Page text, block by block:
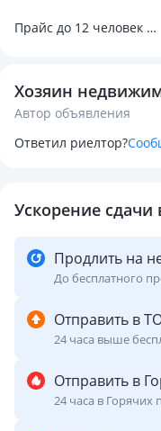
Прайс до 12 человек
Депозит (возвратный
Бронь по предоплате
Хозяин
Автор объявления
Ответил риелтор?
Ускорение сдачи
Продлить на
До бесплатного
Отправить в
24 часа выше
Отправить в
24 часа в Горячих